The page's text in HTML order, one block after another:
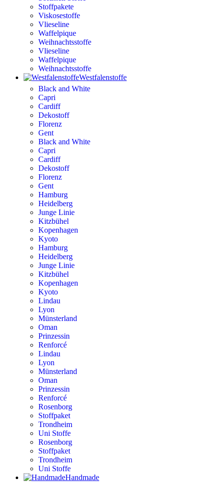
Stoffpakete
Viskosestoffe
Vlieseline
Waffelpique
Weihnachtsstoffe
Vlieseline
Waffelpique
Weihnachtsstoffe
Westfalenstoffe
Black and White
Capri
Cardiff
Dekostoff
Florenz
Gent
Black and White
Capri
Cardiff
Dekostoff
Florenz
Gent
Hamburg
Heidelberg
Junge Linie
Kitzbühel
Kopenhagen
Kyoto
Hamburg
Heidelberg
Junge Linie
Kitzbühel
Kopenhagen
Kyoto
Lindau
Lyon
Münsterland
Oman
Prinzessin
Renforcé
Lindau
Lyon
Münsterland
Oman
Prinzessin
Renforcé
Rosenborg
Stoffpaket
Trondheim
Uni Stoffe
Rosenborg
Stoffpaket
Trondheim
Uni Stoffe
Handmade